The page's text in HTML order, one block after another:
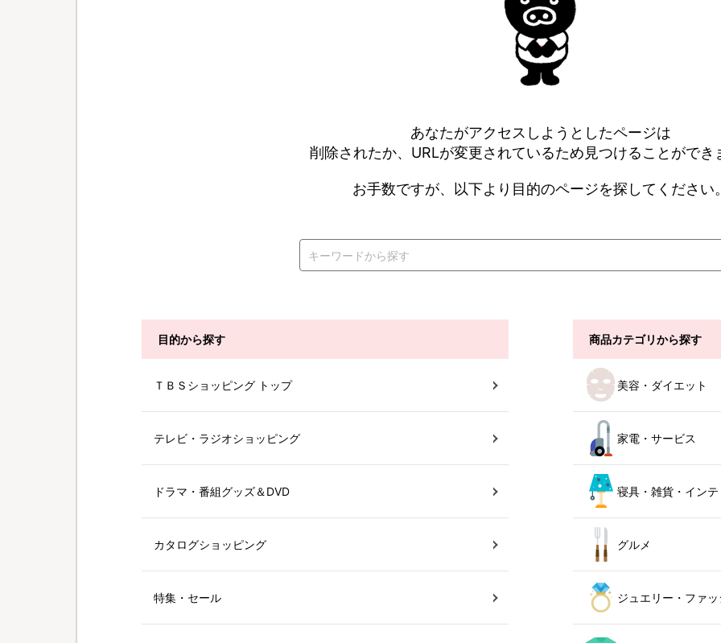
あなたがアクセスしようとしたページは
削除されたか、URLが変更されているため見つけることができ
お手数ですが、以下より目的のページを探してください
目的から探す
ＴＢＳショッピング トップ
テレビ・ラジオショッピング
ドラマ・番組グッズ＆DVD
カタログショッピング
特集・セール
商品カテゴリから探す
美容・ダイエット
家電・サービス
寝具・雑貨・イン
グルメ
ジュエリー・ファ